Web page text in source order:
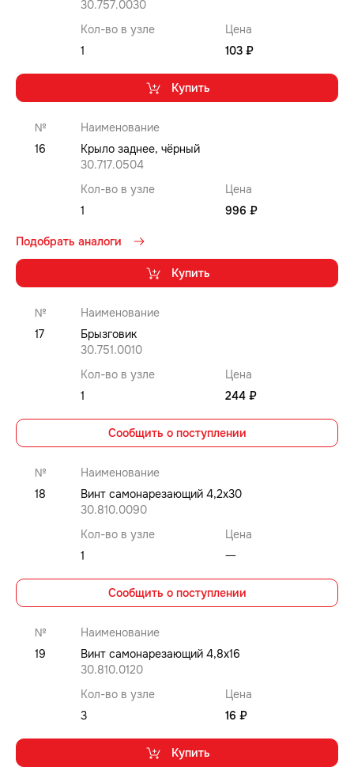
30.757.0030
Кол-во в узле
Цена
1
103 ₽
Купить
№
Наименование
16
Крыло заднее, чёрный
30.717.0504
Кол-во в узле
Цена
1
996 ₽
Купить
Подобрать аналоги
№
Наименование
17
Брызговик
30.751.0010
Кол-во в узле
Цена
1
244 ₽
Сообщить о поступлении
№
Наименование
18
Винт самонарезающий 4,2x30
30.810.0090
Кол-во в узле
Цена
1
⼀
Сообщить о поступлении
№
Наименование
19
Винт самонарезающий 4,8x16
30.810.0120
Кол-во в узле
Цена
3
16 ₽
Купить